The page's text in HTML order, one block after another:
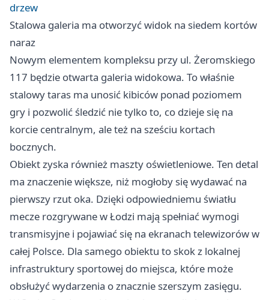
drzew
Stalowa galeria ma otworzyć widok na siedem kortów
naraz
Nowym elementem kompleksu przy ul. Żeromskiego
117 będzie otwarta galeria widokowa. To właśnie
stalowy taras ma unosić kibiców ponad poziomem
gry i pozwolić śledzić nie tylko to, co dzieje się na
korcie centralnym, ale też na sześciu kortach
bocznych.
Obiekt zyska również maszty oświetleniowe. Ten detal
ma znaczenie większe, niż mogłoby się wydawać na
pierwszy rzut oka. Dzięki odpowiedniemu światłu
mecze rozgrywane w Łodzi mają spełniać wymogi
transmisyjne i pojawiać się na ekranach telewizorów w
całej Polsce. Dla samego obiektu to skok z lokalnej
infrastruktury sportowej do miejsca, które może
obsłużyć wydarzenia o znacznie szerszym zasięgu.